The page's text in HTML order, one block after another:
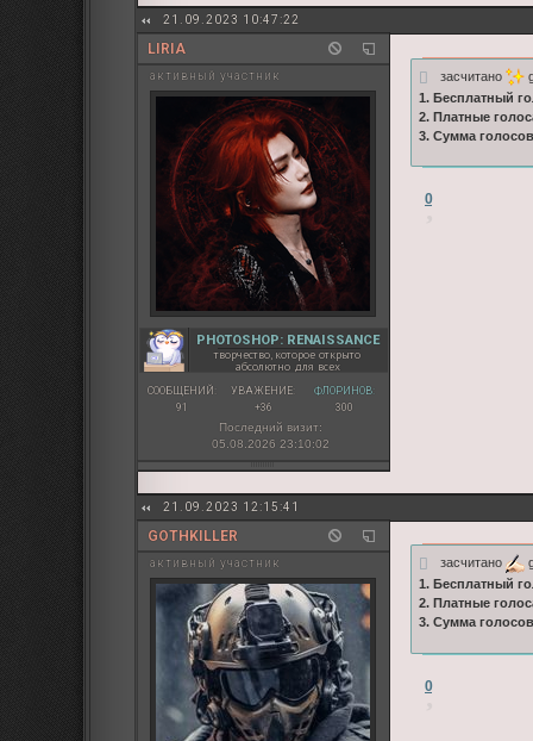
21.09.2023 10:47:22
LIRIA
активный участник
PHOTOSHOP: RENAISSANCE
творчество, которое открыто
абсолютно для всех
СООБЩЕНИЙ:
91
УВАЖЕНИЕ:
+36
ФЛОРИНОВ:
300
Последний визит:
05.08.2026 23:10:02
засчитано
1. Бесплатный
2. Платные
3. Сумма
0
21.09.2023 12:15:41
GOTHKILLER
активный участник засчитано
1. Бесплатный
2. Платные
3. Сумма
0